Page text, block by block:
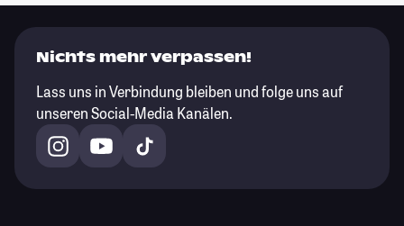
Nichts mehr verpassen!
Lass uns in Verbindung bleiben und folge uns auf
unseren Social-Media Kanälen.